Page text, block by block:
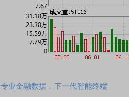
专业金融数据，下一代智能终端